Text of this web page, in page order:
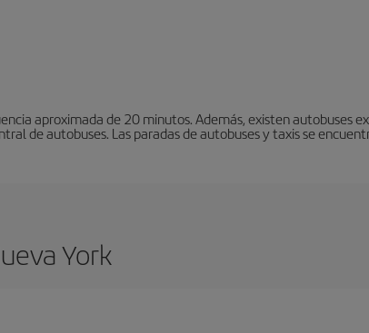
aproximada de 20 minutos. Además, existen autobuses
de autobuses. Las paradas de autobuses y taxis se
York